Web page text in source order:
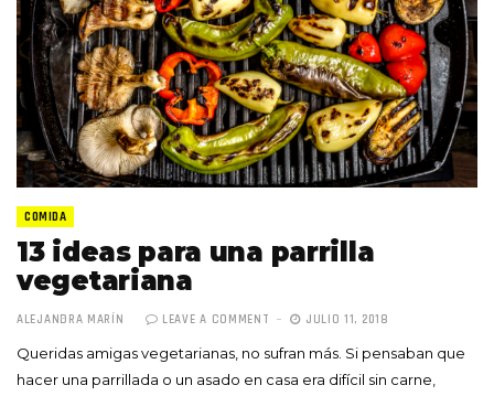
COMIDA
13 ideas para una parrilla
vegetariana
ALEJANDRA MARÍN LEAVE A COMMENT JULIO 11, 2018
Queridas amigas vegetarianas, no sufran más. Si pensaban que
hacer una parrillada o un asado en casa era difícil sin carne,